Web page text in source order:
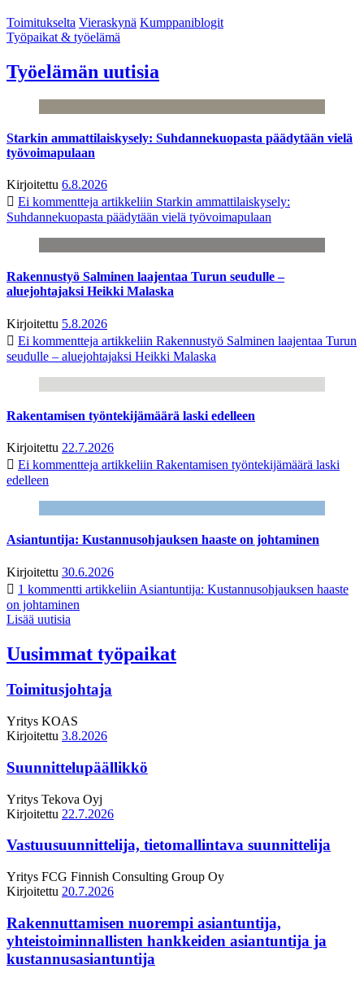
Toimitukselta Vieraskynä Kumppaniblogit
Työpaikat & työelämä
Työelämän uutisia
Starkin ammattilaiskysely: Suhdannekuopasta päädytään vielä
työvoimapulaan
Kirjoitettu 6.8.2026
Ei kommentteja artikkeliin Starkin ammattilaiskysely:
Suhdannekuopasta päädytään vielä työvoimapulaan
Rakennustyö Salminen laajentaa Turun seudulle –
aluejohtajaksi Heikki Malaska
Kirjoitettu 5.8.2026
Ei kommentteja artikkeliin Rakennustyö Salminen laajentaa Turun
seudulle – aluejohtajaksi Heikki Malaska
Rakentamisen työntekijämäärä laski edelleen
Kirjoitettu 22.7.2026
Ei kommentteja artikkeliin Rakentamisen työntekijämäärä laski
edelleen
Asiantuntija: Kustannusohjauksen haaste on johtaminen
Kirjoitettu 30.6.2026
1 kommentti artikkeliin Asiantuntija: Kustannusohjauksen haaste
on johtaminen
Lisää uutisia
Uusimmat työpaikat
Toimitusjohtaja
Yritys KOAS
Kirjoitettu 3.8.2026
Suunnittelupäällikkö
Yritys Tekova Oyj
Kirjoitettu 22.7.2026
Vastuusuunnittelija, tietomallintava suunnittelija
Yritys FCG Finnish Consulting Group Oy
Kirjoitettu 20.7.2026
Rakennuttamisen nuorempi asiantuntija,
yhteistoiminnallisten hankkeiden asiantuntija ja
kustannusasiantuntija